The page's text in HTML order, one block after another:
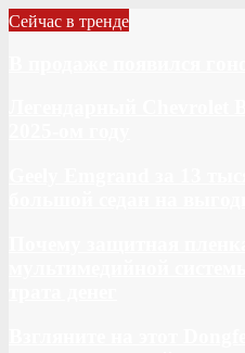
Сейчас в тренде